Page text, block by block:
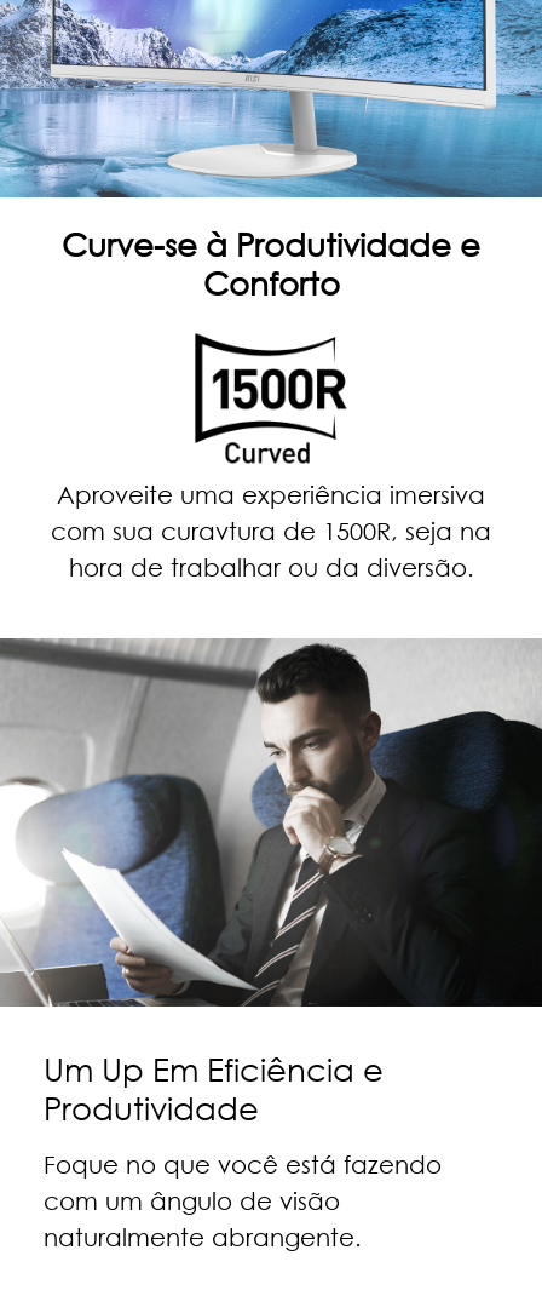
Curve-se à Produtividade e
Conforto
Aproveite uma experiência imersiva
com sua curavtura de 1500R, seja na
hora de trabalhar ou da diversão.
Um Up Em Eficiência e
Produtividade
Foque no que você está fazendo
com um ângulo de visão
naturalmente abrangente.